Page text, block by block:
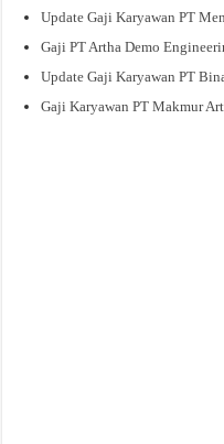
Update Gaji Karyawan PT
Gaji PT Artha Demo
Update Gaji Karyawan PT
Gaji Karyawan PT Makmur